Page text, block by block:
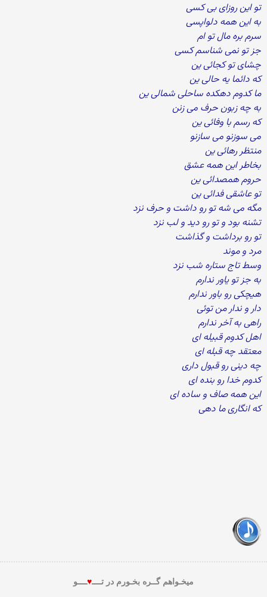
تو این روزای بی کسی
به این همه دلواپسی
سرم بره مال تو ام
جز تو نمی شناسم کسی
چشای تو کجائی ین
که دائما یه حالی ین
ما کدوم دهکده ساحلی شمالی ین
به چه زبون حرف می زنن
که رسم با وفائی ین
می سوزنو می سازنو
منتظر رهائی ین
بخاطر این همه عشق
حروم همصدائی ین
تو عاشقی فدائی ین
مگه می شه تو رو داشت و حرف نزد
تشنه بود و تو رو دید و لب نزد
تو رو برداشت و گذاشت
مرد و موند
وسط تاج ستاره شب نزد
به جز تو یاور ندارم
هیچکی رو باور ندارم
دار و ندار من توئی
راهی به آخر ندارم
اهل کدوم قبیله ای
معتقد چه قبله ای
چه دینی رو قبول داری
کدوم خدا رو بنده ای
این همه صاف و ساده ای
که انگاری ما دهی
میخـواهم گــره بخـورم در تــــ♥ــــو